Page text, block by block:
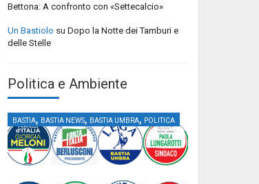
Bettona: A confronto con «Settecalcio»
Un Bastiolo su Dopo la Notte dei Tamburi e
delle Stelle
Politica e Ambiente
BASTIA, BASTIA NEWS, BASTIA UMBRA, POLITICA